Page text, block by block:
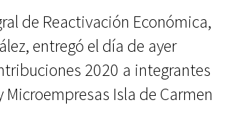
de Reactivación Económica,
entregó el día de ayer
2020 a integrantes
Isla de Carmen